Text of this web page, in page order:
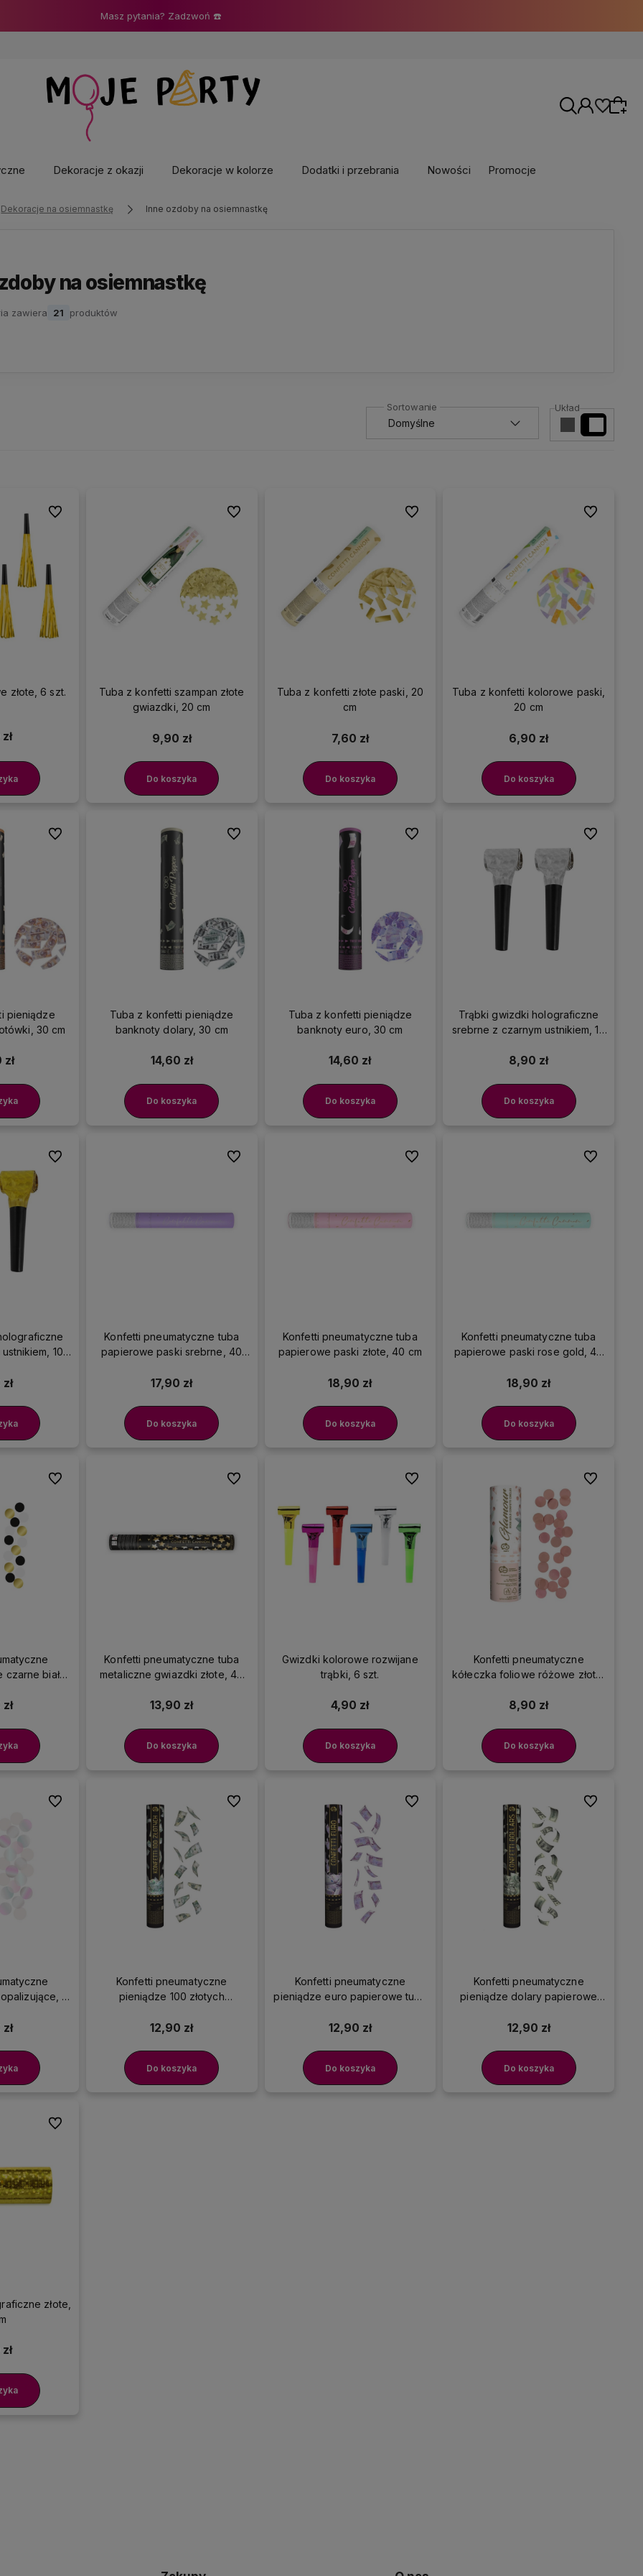
Masz pytania? Zadzwoń ☎️
Dekoracje z okazji Dekoracje w kolorze Dodatki i przebrania Nowości Promocje
Dekoracje na osiemnastkę Inne ozdoby na osiemnastkę
doświadczenie w
imprez, więc
sprawdzone
wysokiej jakości
Nasze dekoracje są
dostępne od ręki
pewnością dotrą na czas!
na osiemnastkę
zawiera 21 produktów
Układ
złote, 6 szt.
Do ulubionych
Tuba z konfetti szampan złote
gwiazdki, 20 cm
9,90 zł
Do koszyka
Do ulubionych
Tuba z konfetti złote paski, 20
cm
7,60 zł
Do koszyka
Do ulubionych
Tuba z konfetti kolorowe paski,
20 cm
6,90 zł
Do koszyka
Do ulubionych
pieniądze
30 cm
zł
Do ulubionych
Tuba z konfetti pieniądze
banknoty dolary, 30 cm
14,60 zł
Do koszyka
Do ulubionych
Tuba z konfetti pieniądze
banknoty euro, 30 cm
14,60 zł
Do koszyka
Do ulubionych
Trąbki gwizdki holograficzne
srebrne z czarnym ustnikiem, 10
8,90 zł
Do koszyka
Do ulubionych
10
Do ulubionych
Konfetti pneumatyczne tuba
papierowe paski srebrne, 40
17,90 zł
Do koszyka
Do ulubionych
Konfetti pneumatyczne tuba
papierowe paski złote, 40 cm
18,90 zł
Do koszyka
Do ulubionych
Konfetti pneumatyczne tuba
papierowe paski rose gold, 40
18,90 zł
Do koszyka
Do ulubionych
czarne białe
Do ulubionych
Konfetti pneumatyczne tuba
metaliczne gwiazdki złote, 40
13,90 zł
Do koszyka
Do ulubionych
Gwizdki kolorowe rozwijane
trąbki, 6 szt.
4,90 zł
Do koszyka
Do ulubionych
Konfetti pneumatyczne
kółeczka foliowe różowe złoto,
8,90 zł
Do koszyka
Do ulubionych
15
Do ulubionych
Konfetti pneumatyczne
pieniądze 100 złotych
12,90 zł
Do koszyka
Do ulubionych
Konfetti pneumatyczne
pieniądze euro papierowe tuba
12,90 zł
Do koszyka
Do ulubionych
Konfetti pneumatyczne
pieniądze dolary papierowe
12,90 zł
Do koszyka
Do ulubionych
złote,
Do ulubionych